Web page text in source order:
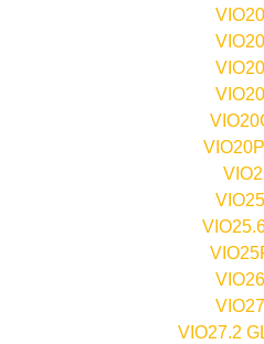
VIO27.2